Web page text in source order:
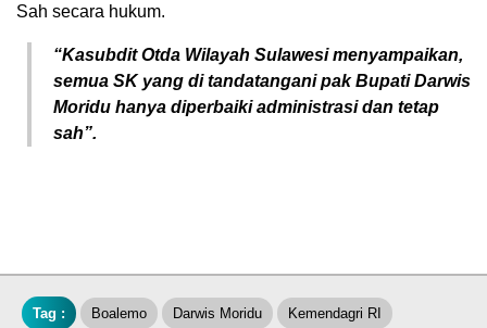
Sah secara hukum.
“Kasubdit Otda Wilayah Sulawesi menyampaikan,
semua SK yang di tandatangani pak Bupati Darwis
Moridu hanya diperbaiki administrasi dan tetap
sah”.
Tag : Boalemo Darwis Moridu Kemendagri RI